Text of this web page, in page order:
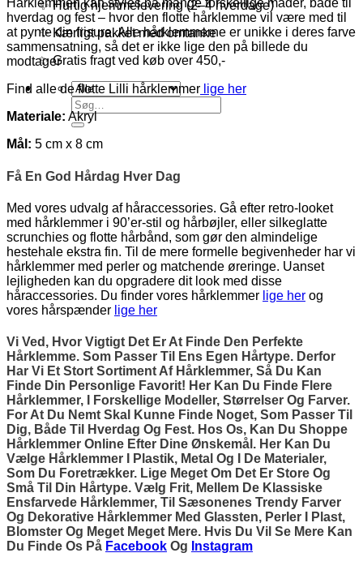
✨ Hurtig hjemmelevering (2–4 hverdage)
✨ Kærligt pakket med omtanke
✨ Gratis fragt ved køb over 450,-
Søg
efter:
Hårklemmen kan styles på mange forskellige måder, både til
hverdag og fest – hvor den flotte hårklemme vil være med til
at pynte din frisure. Alle hårklemmerne er unikke i deres farve
sammensatning, så det er ikke lige den på billede du
modtager
Find alle de flotte Lilli hårklemmer lige her
Materiale: Akryl
Mål: 5 cm x 8 cm
Få En God Hårdag Hver Dag
Med vores udvalg af håraccessories. Gå efter retro-looket
med hårklemmer i 90’er-stil og hårbøjler, eller silkeglatte
scrunchies og flotte hårbånd, som gør den almindelige
hestehale ekstra fin. Til de mere formelle begivenheder har vi
hårklemmer med perler og matchende øreringe. Uanset
lejligheden kan du opgradere dit look med disse
håraccessories. Du finder vores hårklemmer lige her og
vores hårspænder lige her
Vi Ved, Hvor Vigtigt Det Er At Finde Den Perfekte
Hårklemme. Som Passer Til Ens Egen Hårtype. Derfor
Har Vi Et Stort Sortiment Af Hårklemmer, Så Du Kan
Finde Din Personlige Favorit! Her Kan Du Finde Flere
Hårklemmer, I Forskellige Modeller, Størrelser Og Farver.
For At Du Nemt Skal Kunne Finde Noget, Som Passer Til
Dig, Både Til Hverdag Og Fest. Hos Os, Kan Du Shoppe
Hårklemmer Online Efter Dine Ønskemål. Her Kan Du
Vælge Hårklemmer I Plastik, Metal Og I De Materialer,
Som Du Foretrækker. Lige Meget Om Det Er Store Og
Små Til Din Hårtype. Vælg Frit, Mellem De Klassiske
Ensfarvede Hårklemmer, Til Sæsonenes Trendy Farver
Og Dekorative Hårklemmer Med Glassten, Perler I Plast,
Blomster Og Meget Meget Mere. Hvis Du Vil Se Mere Kan
Du Finde Os På Facebook Og Instagram